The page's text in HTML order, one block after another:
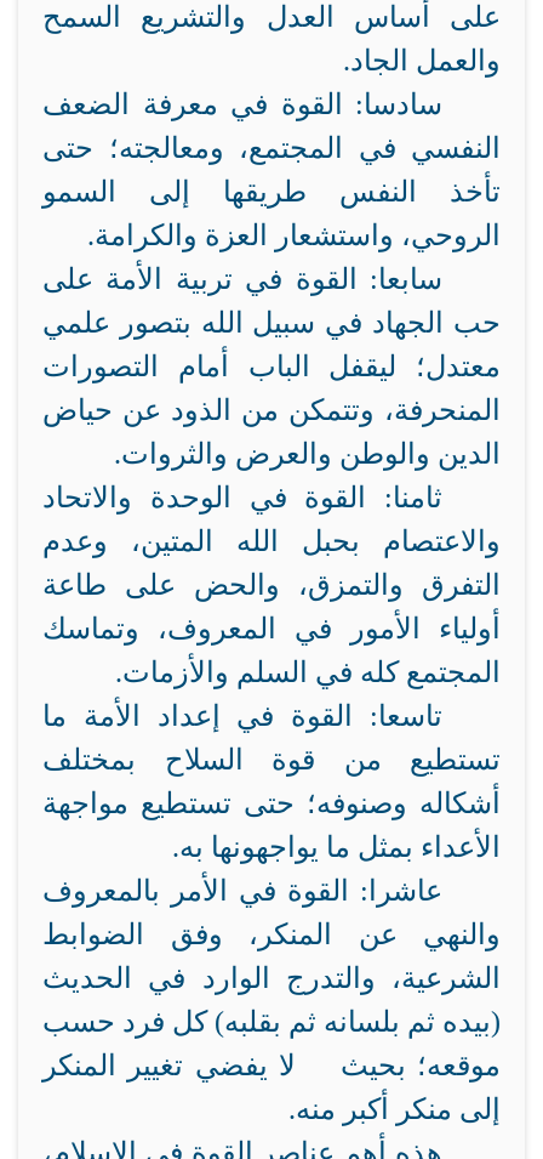
على أساس العدل والتشريع السمح
والعمل الجاد.
سادسا: القوة في معرفة الضعف
النفسي في المجتمع، ومعالجته؛ حتى
تأخذ النفس طريقها إلى السمو
الروحي، واستشعار العزة والكرامة.
سابعا: القوة في تربية الأمة على
حب الجهاد في سبيل الله بتصور علمي
معتدل؛ ليقفل الباب أمام التصورات
المنحرفة، وتتمكن من الذود عن حياض
الدين والوطن والعرض والثروات.
ثامنا: القوة في الوحدة والاتحاد
والاعتصام بحبل الله المتين، وعدم
التفرق والتمزق، والحض على طاعة
أولياء الأمور في المعروف، وتماسك
المجتمع كله في السلم والأزمات.
تاسعا: القوة في إعداد الأمة ما
تستطيع من قوة السلاح بمختلف
أشكاله وصنوفه؛ حتى تستطيع مواجهة
الأعداء بمثل ما يواجهونها به.
عاشرا: القوة في الأمر بالمعروف
والنهي عن المنكر، وفق الضوابط
الشرعية، والتدرج الوارد في الحديث
(بيده ثم بلسانه ثم بقلبه) كل فرد حسب
موقعه؛ بحيث لا يفضي تغيير المنكر
إلى منكر أكبر منه.